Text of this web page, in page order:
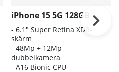
iPhone 15 5G 128GB
- 6.1" Super Retina XDR-
skärm
- 48Mp + 12Mp
dubbelkamera
- A16 Bionic CPU